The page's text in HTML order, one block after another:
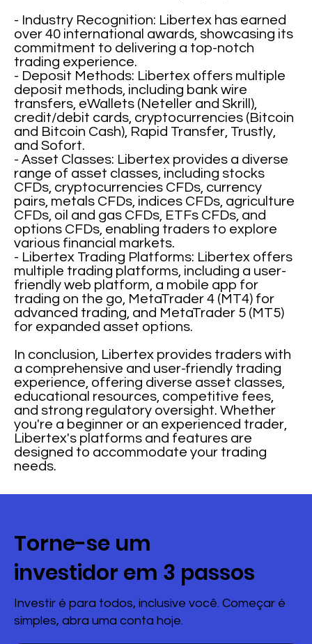
- Industry Recognition: Libertex has earned
over 40 international awards, showcasing its
commitment to delivering a top-notch
trading experience.
- Deposit Methods: Libertex offers multiple
deposit methods, including bank wire
transfers, eWallets (Neteller and Skrill),
credit/debit cards, cryptocurrencies (Bitcoin
and Bitcoin Cash), Rapid Transfer, Trustly,
and Sofort.
- Asset Classes: Libertex provides a diverse
range of asset classes, including stocks
CFDs, cryptocurrencies CFDs, currency
pairs, metals CFDs, indices CFDs, agriculture
CFDs, oil and gas CFDs, ETFs CFDs, and
options CFDs, enabling traders to explore
various financial markets.
- Libertex Trading Platforms: Libertex offers
multiple trading platforms, including a user-
friendly web platform, a mobile app for
trading on the go, MetaTrader 4 (MT4) for
advanced trading, and MetaTrader 5 (MT5)
for expanded asset options.
In conclusion, Libertex provides traders with
a comprehensive and user-friendly trading
experience, offering diverse asset classes,
educational resources, competitive fees,
and strong regulatory oversight. Whether
you're a beginner or an experienced trader,
Libertex's platforms and features are
designed to accommodate your trading
needs.
Torne-se um
investidor em 3 passos
Investir é para todos, inclusive você. Começar é
simples, abra uma conta hoje.